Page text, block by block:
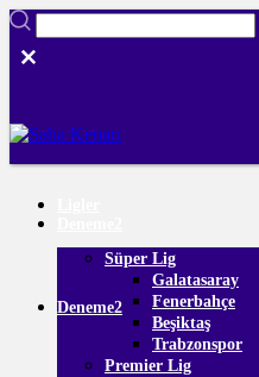
Süper Lig
Galatasaray
Fenerbahçe
Beşiktaş
Trabzonspor
Premier Lig
Deneme2